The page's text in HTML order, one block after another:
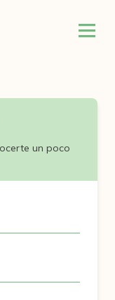
un poco